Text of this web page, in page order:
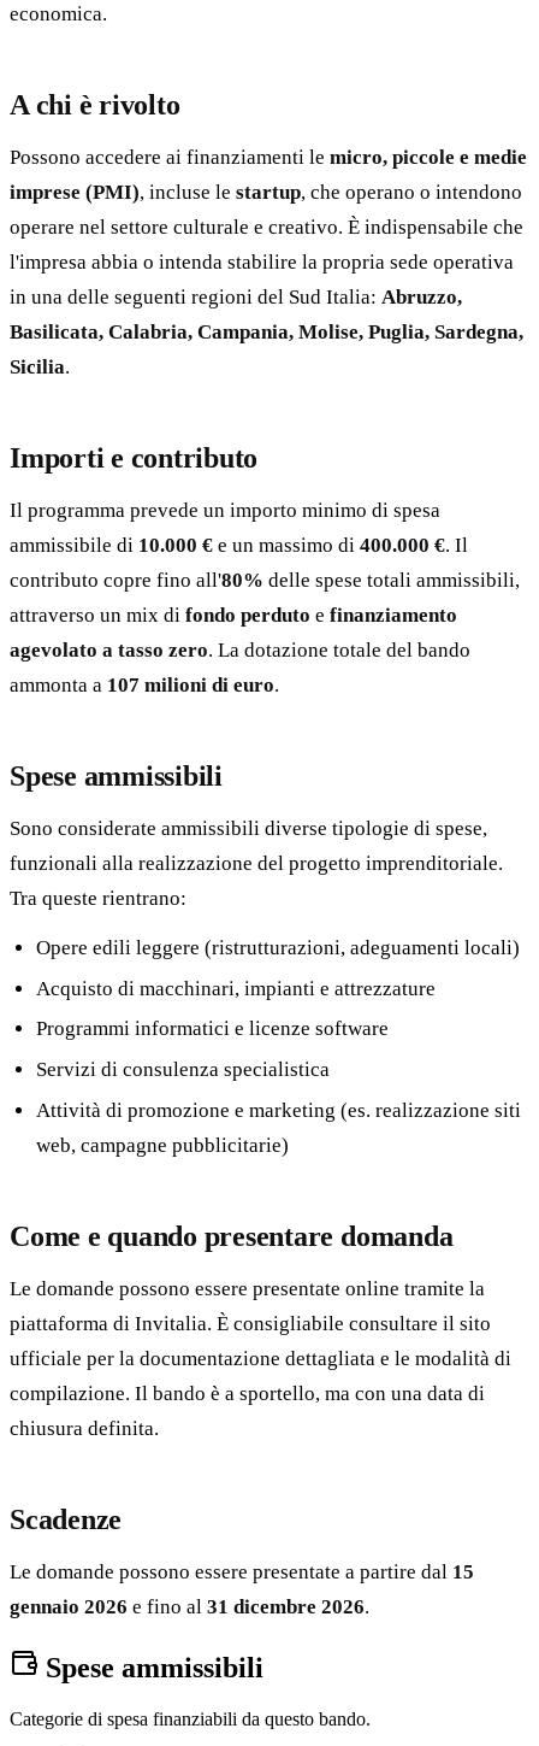
economica.
A chi è rivolto
Possono accedere ai finanziamenti le micro, piccole e medie
imprese (PMI), incluse le startup, che operano o intendono
operare nel settore culturale e creativo. È indispensabile che
l'impresa abbia o intenda stabilire la propria sede operativa
in una delle seguenti regioni del Sud Italia: Abruzzo,
Basilicata, Calabria, Campania, Molise, Puglia, Sardegna,
Sicilia.
Importi e contributo
Il programma prevede un importo minimo di spesa
ammissibile di 10.000 € e un massimo di 400.000 €. Il
contributo copre fino all'80% delle spese totali ammissibili,
attraverso un mix di fondo perduto e finanziamento
agevolato a tasso zero. La dotazione totale del bando
ammonta a 107 milioni di euro.
Spese ammissibili
Sono considerate ammissibili diverse tipologie di spese,
funzionali alla realizzazione del progetto imprenditoriale.
Tra queste rientrano:
Opere edili leggere (ristrutturazioni, adeguamenti locali)
Acquisto di macchinari, impianti e attrezzature
Programmi informatici e licenze software
Servizi di consulenza specialistica
Attività di promozione e marketing (es. realizzazione siti
web, campagne pubblicitarie)
Come e quando presentare domanda
Le domande possono essere presentate online tramite la
piattaforma di Invitalia. È consigliabile consultare il sito
ufficiale per la documentazione dettagliata e le modalità di
compilazione. Il bando è a sportello, ma con una data di
chiusura definita.
Scadenze
Le domande possono essere presentate a partire dal 15
gennaio 2026 e fino al 31 dicembre 2026.
Spese ammissibili
Categorie di spesa finanziabili da questo bando.